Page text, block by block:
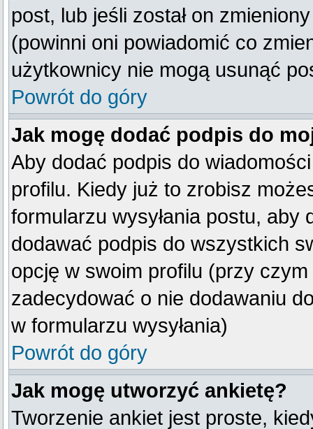
post, lub jeśli został on
(powinni oni powiadomić co
użytkownicy nie mogą usunąć
Powrót do góry
Jak mogę dodać podpis do
Aby dodać podpis do
profilu. Kiedy już to zrobisz
formularzu wysyłania postu,
dodawać podpis do wszystkich
opcję w swoim profilu (przy
zadecydować o nie dodawaniu
w formularzu wysyłania)
Powrót do góry
Jak mogę utworzyć ankietę?
Tworzenie ankiet jest proste,